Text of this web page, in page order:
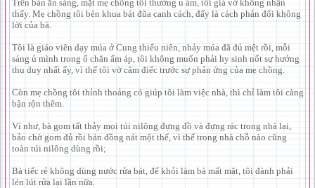
Trên bàn ăn sáng, mặt mẹ chồng tôi thường u ám, tôi giả vờ không nhận
thấy. Mẹ chồng tôi bèn khua bát đũa canh cách, đấy là cách phản đối không
lời của bà.
Tôi là giáo viên dạy múa ở Cung thiếu niên, nhảy múa đã đủ mệt rồi, mỗi
sáng ủ mình trong ổ chăn ấm áp, tôi không muốn phải hy sinh nốt sự hưởng
thụ duy nhất ấy, vì thế tôi vờ câm điếc trước sự phản ứng của mẹ chồng.
Còn mẹ chồng tôi thỉnh thoảng có giúp tôi làm việc nhà, thì chỉ làm tôi càng
bận rộn thêm.
Ví như, bà gom tất thảy mọi túi nilông đựng đồ và đựng rác trong nhà lại,
bảo chờ gom đủ rồi bán đồng nát một thể, vì thế trong nhà chỗ nào cũng
toàn túi nilông dùng rồi;
Bà tiếc rẻ không dùng nước rửa bát, để khỏi làm bà mất mặt, tôi đành phải
lén lút rửa lại lần nữa.